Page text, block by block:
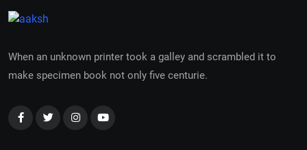
When an unknown printer took a galley and scrambled it to
make specimen book not only five centurie.